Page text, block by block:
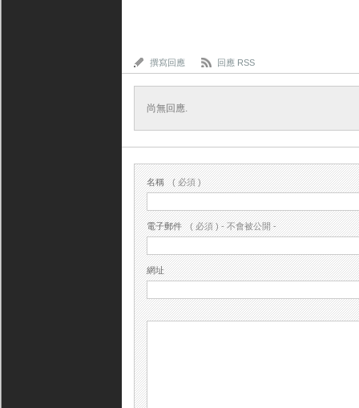
撰寫回應 回應 RSS
尚無回應.
名稱 ( 必須 )
電子郵件 ( 必須 ) - 不會被公開 -
網址